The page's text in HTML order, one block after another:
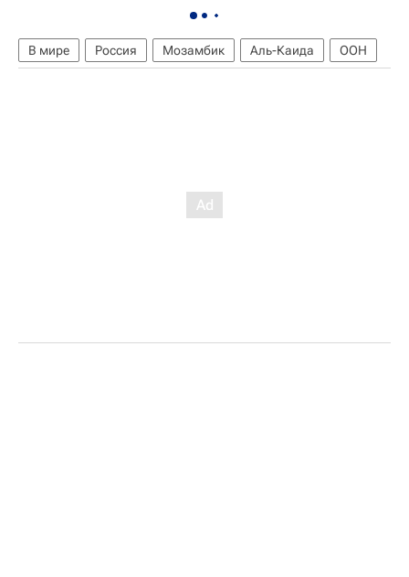
В мире Россия Мозамбик Аль-Каида ООН